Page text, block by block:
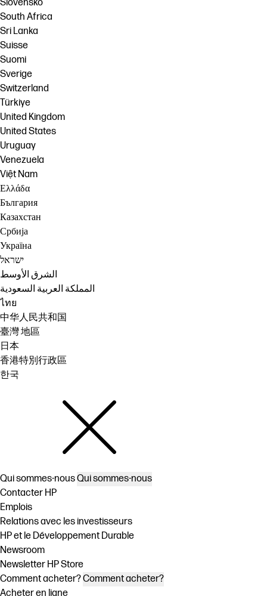
Slovensko
South Africa
Sri Lanka
Suisse
Suomi
Sverige
Switzerland
Türkiye
United Kingdom
United States
Uruguay
Venezuela
Việt Nam
Ελλάδα
България
Казахстан
Србија
Україна
ישראל
الشرق الأوسط
المملكة العربية السعودية
ไทย
中华人民共和国
臺灣 地區
日本
香港特別行政區
한국
Qui sommes-nousQui sommes-nous
Contacter HP
Emplois
Relations avec les investisseurs
HP et le Développement Durable
Newsroom
Newsletter HP Store
Comment acheter?Comment acheter?
Acheter en ligne